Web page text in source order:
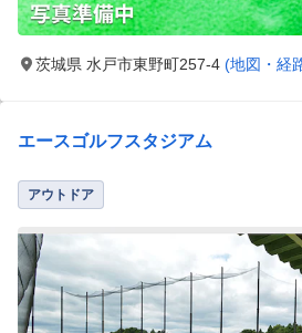
茨城県 水戸市東野町257-4 (地図・経
エースゴルフスタジアム
アウトドア